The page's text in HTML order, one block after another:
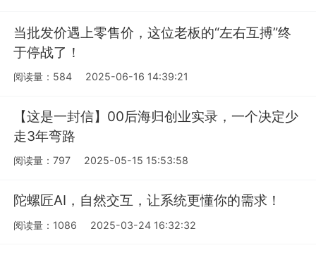
当批发价遇上零售价，这位老板的“左右互搏”终
于停战了！
阅读量：584 2025-06-16 14:39:21
【这是一封信】00后海归创业实录，一个决定少
走3年弯路
阅读量：797 2025-05-15 15:53:58
陀螺匠AI，自然交互，让系统更懂你的需求！
阅读量：1086 2025-03-24 16:32:32